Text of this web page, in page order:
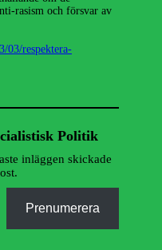
rasism och försvar av
03/respektera-
Politik
inläggen skickade
Prenumerera